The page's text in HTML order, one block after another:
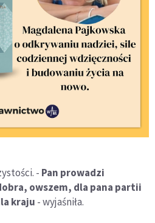
- Pan prowadzi
owszem, dla pana partii
kraju - wyjaśniła.